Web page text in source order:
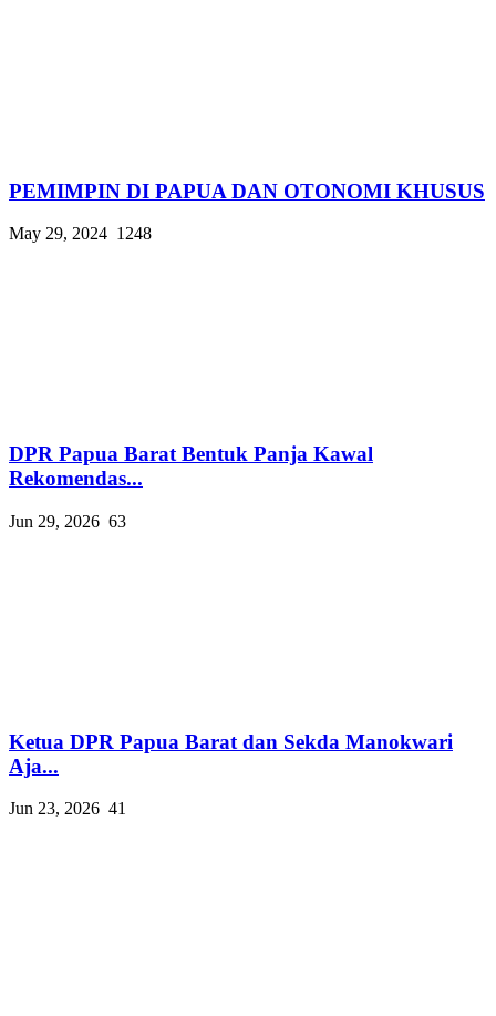
PEMIMPIN DI PAPUA DAN OTONOMI KHUSUS
May 29, 2024 1248
DPR Papua Barat Bentuk Panja Kawal
Rekomendas...
Jun 29, 2026 63
Ketua DPR Papua Barat dan Sekda Manokwari
Aja...
Jun 23, 2026 41